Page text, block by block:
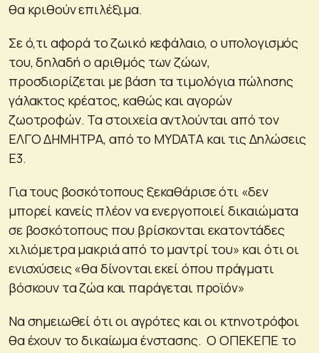
θα κριθούν επιλέξιμα.
Σε ό,τι αφορά το ζωικό κεφάλαιο, ο υπολογισμός
του, δηλαδή ο αριθμός των ζώων,
προσδιορίζεται με βάση τα τιμολόγια πώλησης
γάλακτος κρέατος, καθώς και αγορών
ζωοτροφών. Τα στοιχεία αντλούνται από τον
ΕΛΓΟ ΔΗΜΗΤΡΑ, από το MYDATA και τις Δηλώσεις
Ε3.
Για τους βοσκότοπους ξεκαθάρισε ότι «δεν
μπορεί κανείς πλέον να ενεργοποιεί δικαιώματα
σε βοσκότοπους που βρίσκονται εκατοντάδες
χιλιόμετρα μακριά από το μαντρί του» και ότι οι
ενισχύσεις «θα δίνονται εκεί όπου πράγματι
βόσκουν τα ζώα και παράγεται προϊόν»
Να σημειωθεί ότι οι αγρότες και οι κτηνοτρόφοι
θα έχουν το δικαίωμα ένστασης. Ο ΟΠΕΚΕΠΕ το